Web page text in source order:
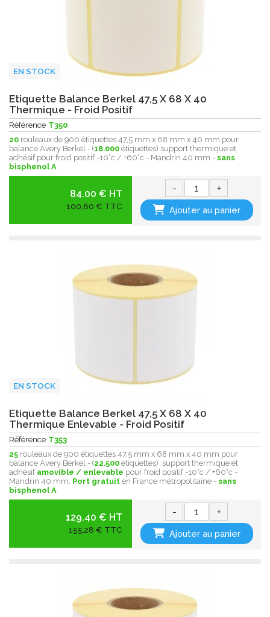
EN STOCK
Etiquette Balance Berkel 47,5 X 68 X 40
Thermique - Froid Positif
Référence T350
20 rouleaux de 900 étiquettes 47,5 mm x 68 mm x 40 mm pour
balance Avery Berkel - (18.000 étiquettes) support thermique et
adhésif pour froid positif -10°c / +60°c - Mandrin 40 mm - sans
bisphenol A
84.00 € HT
100,80 € TTC
- +
Ajouter au panier
EN STOCK
Etiquette Balance Berkel 47,5 X 68 X 40
Thermique Enlevable - Froid Positif
Référence T353
25 rouleaux de 900 étiquettes 47,5 mm x 68 mm x 40 mm pour
balance Avery Berkel - (22.500 étiquettes) support thermique et
adhésif amovible / enlevable pour froid positif -10°c / +60°c -
Mandrin 40 mm. Port gratuit en France métropolitaine - sans
bisphenol A
129.40 € HT
155,28 € TTC
- +
Ajouter au panier